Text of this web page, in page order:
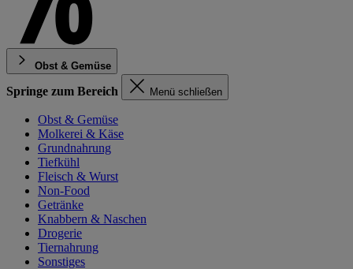
Obst & Gemüse
Springe zum Bereich Menü schließen
Obst & Gemüse
Molkerei & Käse
Grundnahrung
Tiefkühl
Fleisch & Wurst
Non-Food
Getränke
Knabbern & Naschen
Drogerie
Tiernahrung
Sonstiges